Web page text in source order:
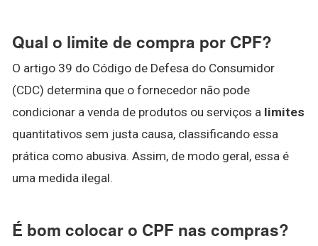
Qual o limite de compra por CPF?
O artigo 39 do Código de Defesa do Consumidor
(CDC) determina que o fornecedor não pode
condicionar a venda de produtos ou serviços a limites
quantitativos sem justa causa, classificando essa
prática como abusiva. Assim, de modo geral, essa é
uma medida ilegal.
É bom colocar o CPF nas compras?